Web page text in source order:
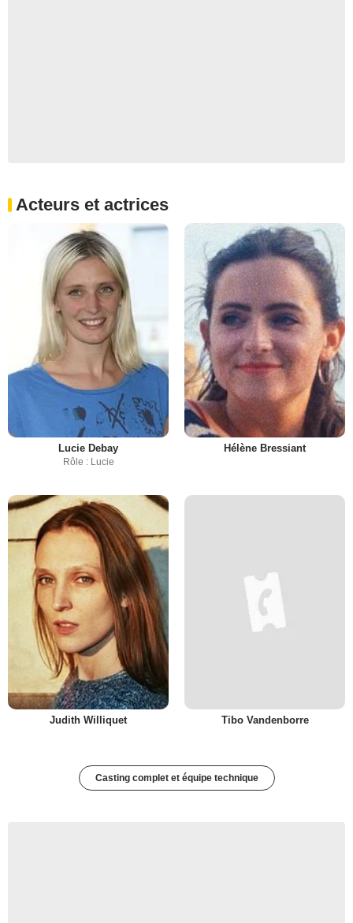
Acteurs et actrices
Lucie Debay
Rôle : Lucie
Hélène Bressiant
Judith Williquet Tibo Vandenborre
Casting complet et équipe technique